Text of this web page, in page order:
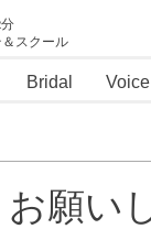
スクール
Bridal Voice
願い